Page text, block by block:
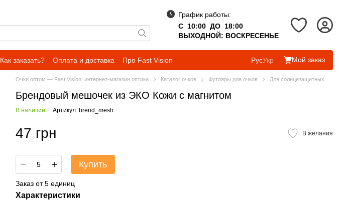
График работы:
С 10:00 ДО 18:00
ВЫХОДНОЙ: ВОСКРЕСЕНЬЕ
Как заказать? Оплата и доставка
Про Fast Vision
РусУкр Мой заказ
Очки оптом — Fast Vision, интернет-магазин оптики Каталог очков Футляры для очков Для солнцезащитных
Брендовый мешочек из ЭКО Кожи с магнитом
В наличии Артикул: brend_mesh
47 грн В желания
Купить
Заказ от 5 единиц
Характеристики